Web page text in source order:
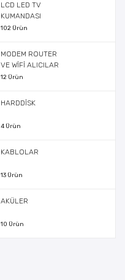
LCD LED TV
KUMANDASI
102 Ürün
MODEM ROUTER
VE WİFİ ALICILAR
12 Ürün
HARDDİSK
4 Ürün
KABLOLAR
13 Ürün
AKÜLER
10 Ürün